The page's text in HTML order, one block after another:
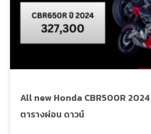
All new Honda CBR500R 2024
ตารางผ่อน ดาวน์